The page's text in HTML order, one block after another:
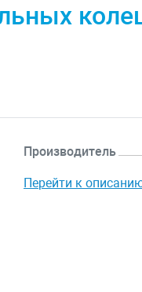
Производитель
Перейти к